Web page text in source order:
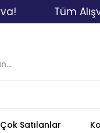
Tüm
Çok Satılanlar